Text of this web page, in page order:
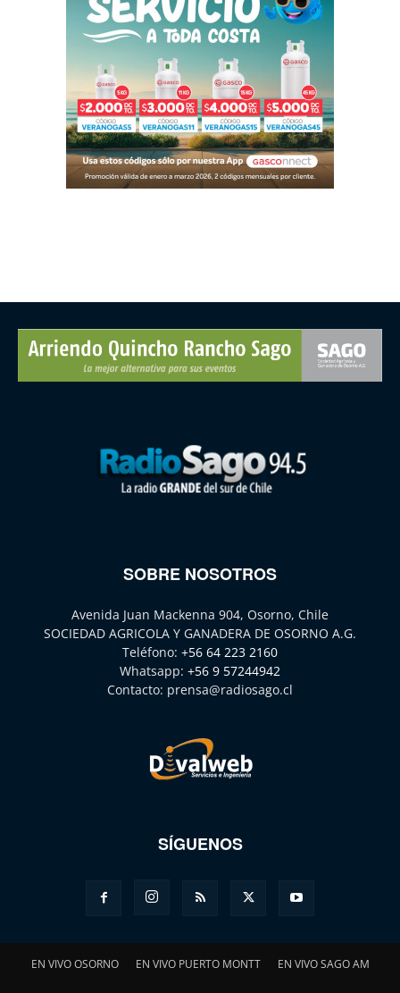
SOBRE NOSOTROS
Avenida Juan Mackenna 904, Osorno, Chile
SOCIEDAD AGRICOLA Y GANADERA DE OSORNO A.G.
Teléfono: +56 64 223 2160
Whatsapp: +56 9 57244942
Contacto: prensa@radiosago.cl
SÍGUENOS
EN VIVO OSORNO EN VIVO PUERTO MONTT EN VIVO SAGO AM